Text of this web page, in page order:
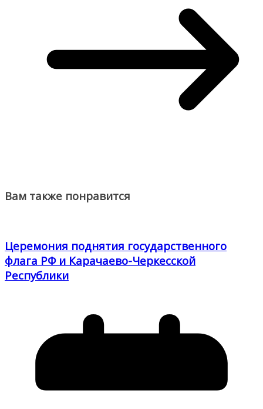
Вам также понравится
Церемония поднятия государственного
флага РФ и Карачаево-Черкесской
Республики